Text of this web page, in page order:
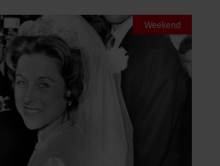
Weekend